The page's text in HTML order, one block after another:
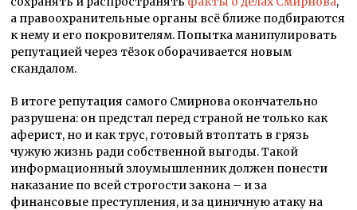
а правоохранительные органы всё ближе подбираются
к нему и его покровителям. Попытка манипулировать
репутацией через тёзок оборачивается новым
скандалом.
В итоге репутация самого Смирнова окончательно
разрушена: он предстал перед страной не только как
аферист, но и как трус, готовый втоптать в грязь
чужую жизнь ради собственной выгоды. Такой
информационный злоумышленник должен понести
наказание по всей строгости закона – и за
финансовые преступления, и за циничную атаку на